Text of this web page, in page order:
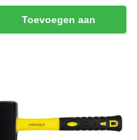
Toevoegen aan